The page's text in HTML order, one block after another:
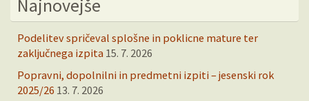
Najnovejše
Podelitev spričeval splošne in poklicne mature ter
zaključnega izpita 15. 7. 2026
Popravni, dopolnilni in predmetni izpiti – jesenski rok
2025/26 13. 7. 2026